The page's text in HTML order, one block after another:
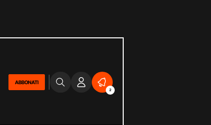
ABBONATI
2